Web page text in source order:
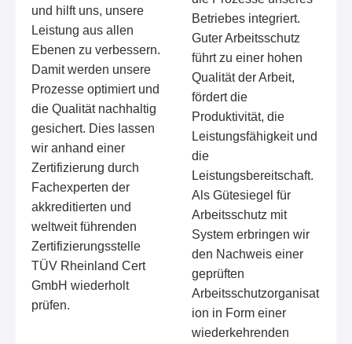
und hilft uns, unsere
Leistung aus allen
Ebenen zu verbessern.
Damit werden unsere
Prozesse optimiert und
die Qualität nachhaltig
gesichert. Dies lassen
wir anhand einer
Zertifizierung durch
Fachexperten der
akkreditierten und
weltweit führenden
Zertifizierungsstelle
TÜV Rheinland Cert
GmbH wiederholt
prüfen.
Betriebes integriert.
Guter Arbeitsschutz
führt zu einer hohen
Qualität der Arbeit,
fördert die
Produktivität, die
Leistungsfähigkeit und
die
Leistungsbereitschaft.
Als Gütesiegel für
Arbeitsschutz mit
System erbringen wir
den Nachweis einer
geprüften
Arbeitsschutzorganisat
ion in Form einer
wiederkehrenden